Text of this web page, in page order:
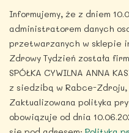
Copyright © 2026
Informujemy, że z dniem
administratorem danych
przetwarzanych w sklepie
Zdrowy Tydzień została
SPÓŁKA CYWILNA ANNA
z siedzibą w Rabce-Zdroju,
Zaktualizowana polityka
obowiązuje od dnia